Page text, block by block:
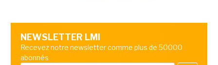
NEWSLETTER LMI
Recevez notre newsletter comme plus de 50000
abonnés